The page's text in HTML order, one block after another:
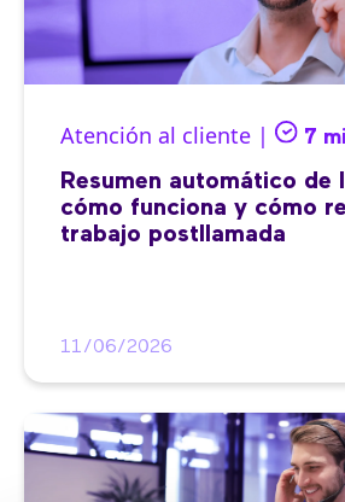
Atención al cliente | 7
Resumen automático de
cómo funciona y cómo
trabajo postllamada
11/06/2026